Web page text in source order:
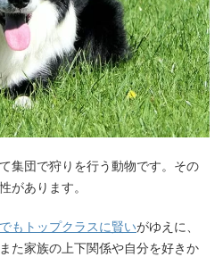
集団で狩りを行う動物です。その
があります。
もトップクラスに賢いがゆえに、
た家族の上下関係や自分を好きか